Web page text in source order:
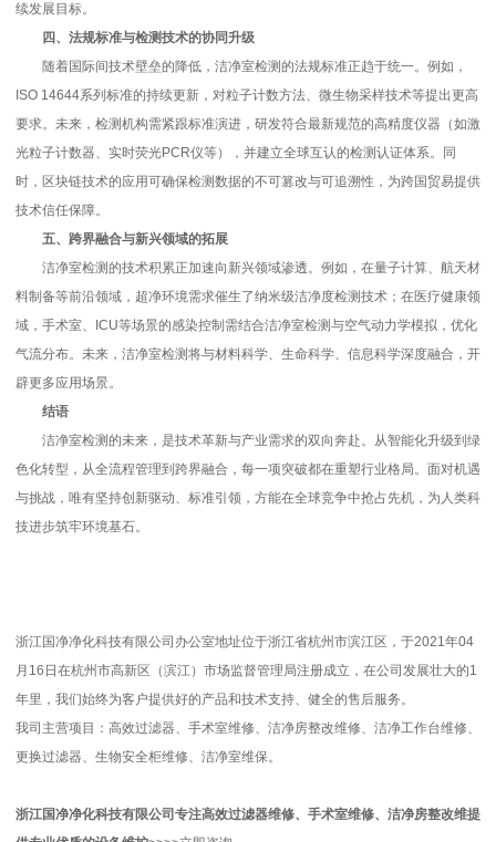
续发展目标。
四、法规标准与检测技术的协同升级
随着国际间技术壁垒的降低，洁净室检测的法规标准正趋于统一。例如，
ISO 14644系列标准的持续更新，对粒子计数方法、微生物采样技术等提出更高
要求。未来，检测机构需紧跟标准演进，研发符合最新规范的高精度仪器（如激
光粒子计数器、实时荧光PCR仪等），并建立全球互认的检测认证体系。同
时，区块链技术的应用可确保检测数据的不可篡改与可追溯性，为跨国贸易提供
技术信任保障。
五、跨界融合与新兴领域的拓展
洁净室检测的技术积累正加速向新兴领域渗透。例如，在量子计算、航天材
料制备等前沿领域，超净环境需求催生了纳米级洁净度检测技术；在医疗健康领
域，手术室、ICU等场景的感染控制需结合洁净室检测与空气动力学模拟，优化
气流分布。未来，洁净室检测将与材料科学、生命科学、信息科学深度融合，开
辟更多应用场景。
结语
洁净室检测的未来，是技术革新与产业需求的双向奔赴。从智能化升级到绿
色化转型，从全流程管理到跨界融合，每一项突破都在重塑行业格局。面对机遇
与挑战，唯有坚持创新驱动、标准引领，方能在全球竞争中抢占先机，为人类科
技进步筑牢环境基石。
浙江国净净化科技有限公司办公室地址位于浙江省杭州市滨江区，于2021年04
月16日在杭州市高新区（滨江）市场监督管理局注册成立，在公司发展壮大的1
年里，我们始终为客户提供好的产品和技术支持、健全的售后服务。
我司主营项目：高效过滤器、手术室维修、洁净房整改维修、洁净工作台维修、
更换过滤器、生物安全柜维修、洁净室维保。
浙江国净净化科技有限公司 专注高效过滤器维修、手术室维修、洁净房整改维提